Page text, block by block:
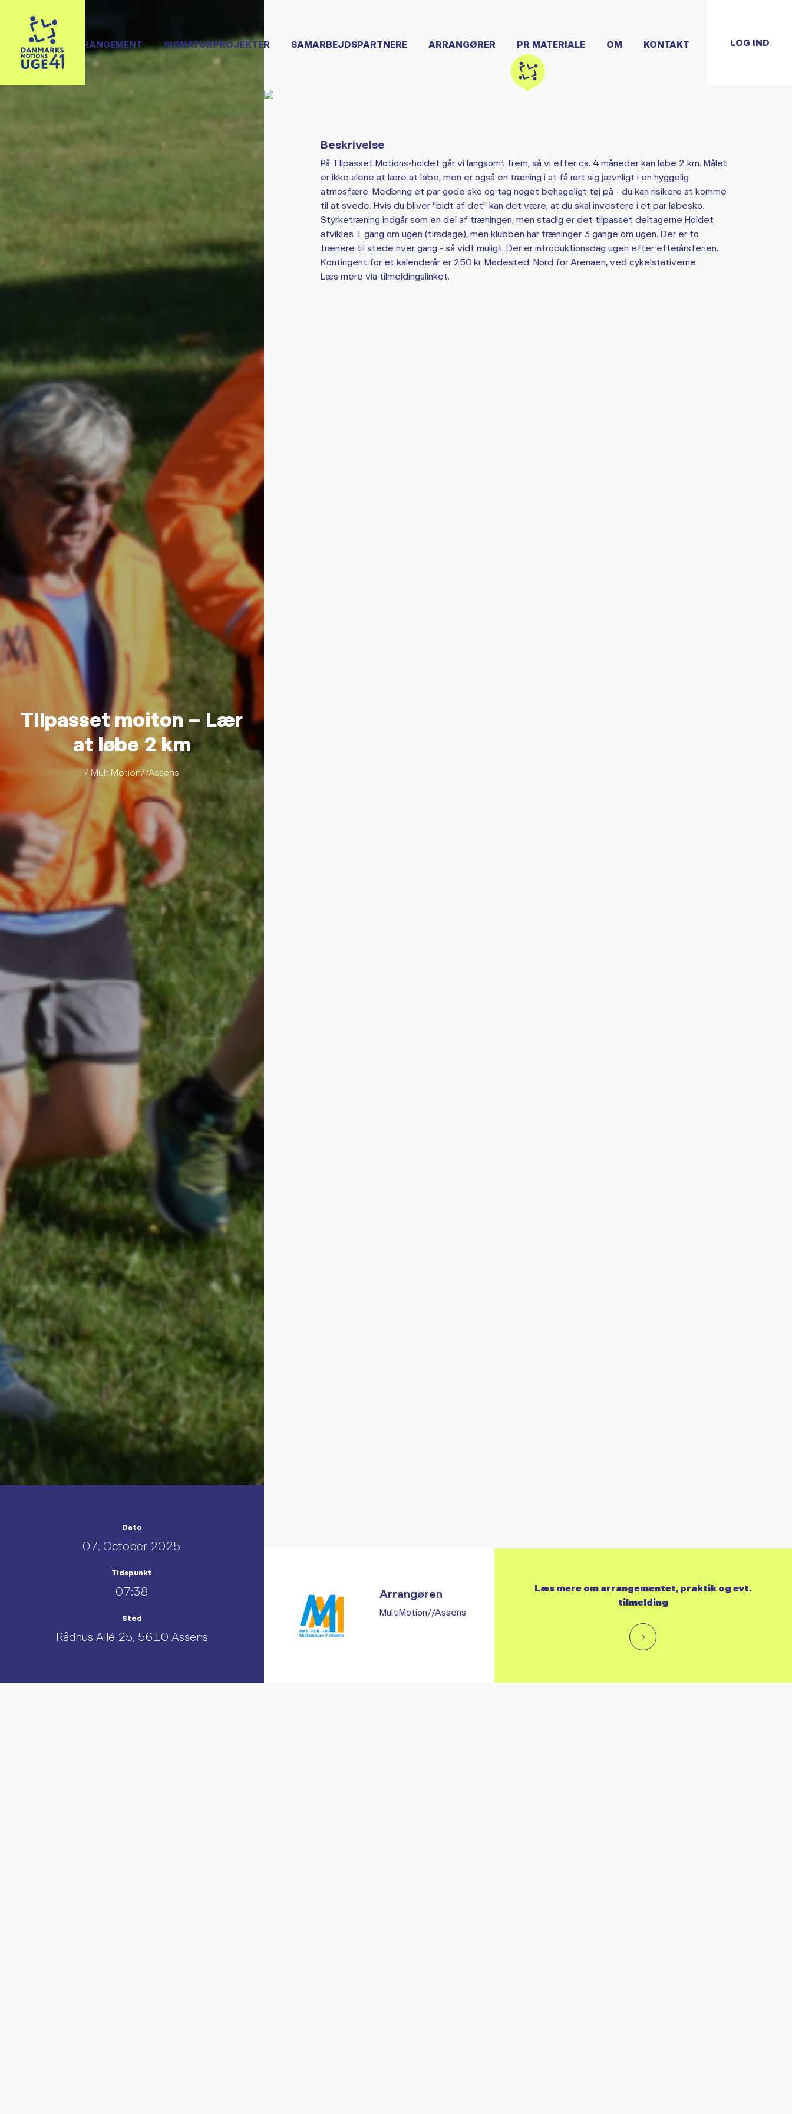
OPRET ARRANGEMENT SIGNATURPROJEKTER SAMARBEJDSPARTNERE ARRANGØRER PR MATERIALE OM KONTAKT LOG IND
TIlpasset moiton – Lær
at løbe 2 km
/ MultiMotion//Assens
Dato
07. October 2025
Tidspunkt
07:38
Sted
Rådhus Allé 25, 5610 Assens
Beskrivelse
På TIlpasset Motions-holdet går vi langsomt frem, så vi efter ca. 4 måneder kan løbe 2 km. Målet
er ikke alene at lære at løbe, men er også en træning i at få rørt sig jævnligt i en hyggelig
atmosfære. Medbring et par gode sko og tag noget behageligt tøj på - du kan risikere at komme
til at svede. Hvis du bliver "bidt af det" kan det være, at du skal investere i et par løbesko.
Styrketræning indgår som en del af træningen, men stadig er det tilpasset deltagerne Holdet
afvikles 1 gang om ugen (tirsdage), men klubben har træninger 3 gange om ugen. Der er to
trænere til stede hver gang - så vidt muligt. Der er introduktionsdag ugen efter efterårsferien.
Kontingent for et kalenderår er 250 kr. Mødested: Nord for Arenaen, ved cykelstativerne
Læs mere via tilmeldingslinket.
Arrangøren
MultiMotion//Assens
Læs mere om arrangementet, praktik og evt.
tilmelding